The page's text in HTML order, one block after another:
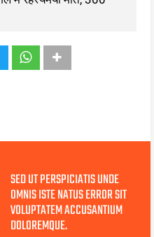
SED UT PERSPICIATIS UNDE
OMNIS ISTE NATUS ERROR SIT
VOLUPTATEM ACCUSANTIUM
DOLOREMQUE.